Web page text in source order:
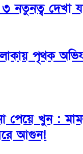
৩ নতুনত্ব দেখা
পৃথক
পেয়ে খুন :
আগুন!